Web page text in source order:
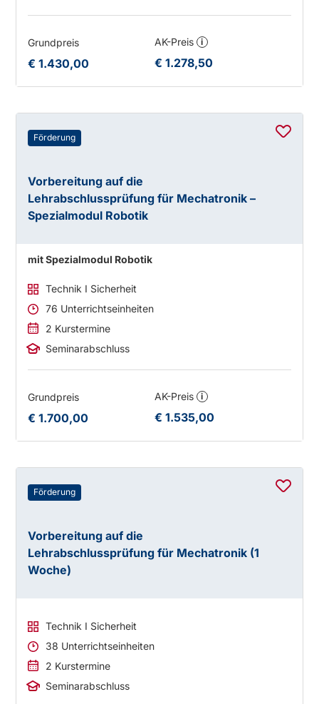
Grundpreis
€ 1.430,00
AK-Preis i
€ 1.278,50
Förderung
Vorbereitung auf die
Lehrabschlussprüfung für Mechatronik –
Spezialmodul Robotik
mit Spezialmodul Robotik
Technik I Sicherheit
76 Unterrichtseinheiten
2 Kurstermine
Seminarabschluss
Grundpreis
€ 1.700,00
AK-Preis i
€ 1.535,00
Förderung
Vorbereitung auf die
Lehrabschlussprüfung für Mechatronik (1
Woche)
Technik I Sicherheit
38 Unterrichtseinheiten
2 Kurstermine
Seminarabschluss